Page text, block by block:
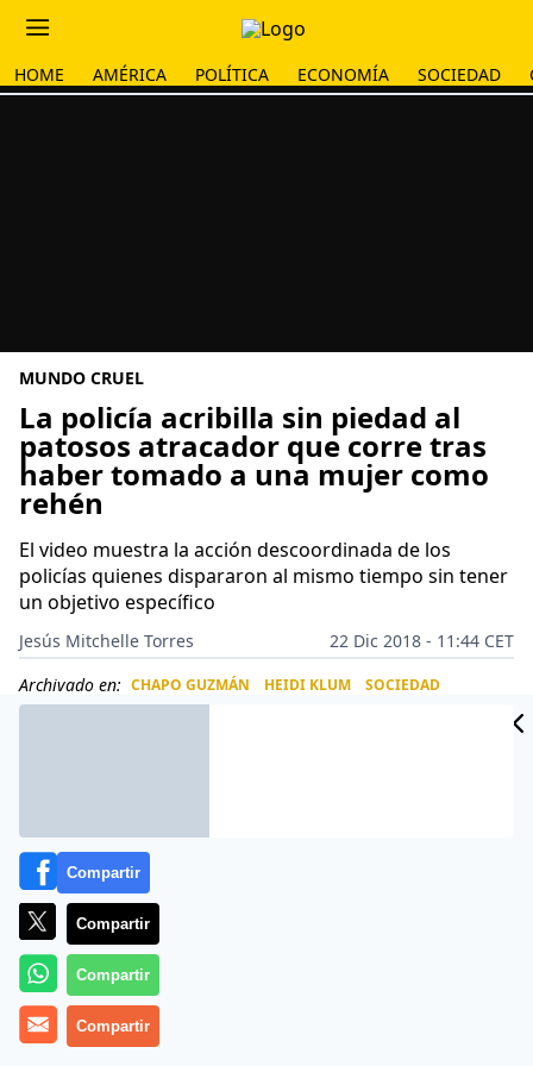
HOME AMÉRICA POLÍTICA ECONOMÍA SOCIEDAD
MUNDO CRUEL
La policía acribilla sin piedad al
patosos atracador que corre tras
haber tomado a una mujer como
rehén
El video muestra la acción descoordinada de los
policías quienes dispararon al mismo tiempo sin tener
un objetivo específico
Jesús Mitchelle Torres
22 Dic 2018 - 11:44 CET
Archivado en: CHAPO GUZMÁN HEIDI KLUM SOCIEDAD
Compartir
Compartir
Compartir
Compartir